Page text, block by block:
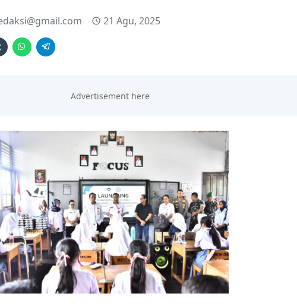
21 Agu, 2025